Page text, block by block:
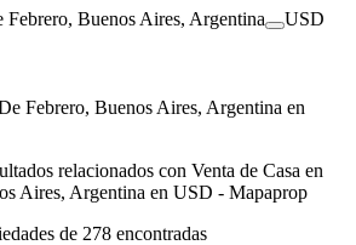
Febrero, Buenos Aires, Argentina USD
Febrero, Buenos Aires, Argentina en
relacionados con Venta de Casa en
Aires, Argentina en USD - Mapaprop
de 278 encontradas